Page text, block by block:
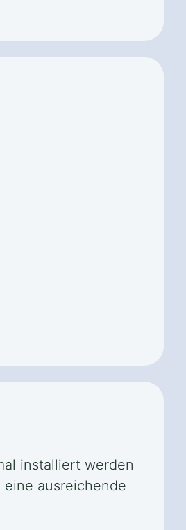
installiert werden
ausreichende